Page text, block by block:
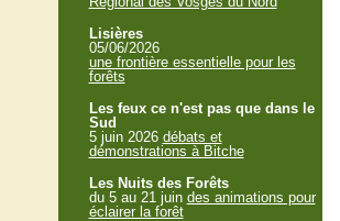
Lisières
05/06/2026
une frontière essentielle pour les
forêts
Les feux ce n'est pas que dans le
Sud
5 juin 2026 débats et
démonstrations à Bitche
Les Nuits des Forêts
du 5 au 21 juin des animations pour
éclairer la forêt